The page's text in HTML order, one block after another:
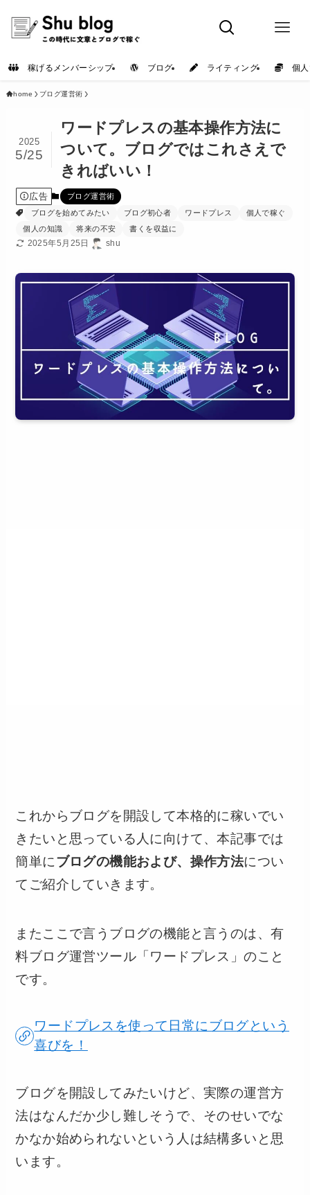
稼げるメンバーシップ ブログ ライティング 個人
home ブログ運営術
ワードプレスの基本操作方法に
ついて。ブログではこれさえで
きればいい！
2025
5/25
広告
ブログ運営術
ブログを始めてみたい
ブログ初心者 ワードプレス
個人で稼ぐ
個人の知識
将来の不安 書くを収益に
2025年5月25日 shu
これからブログを開設して本格的に稼いでい
きたいと思っている人に向けて、本記事では
簡単にブログの機能および、操作方法につい
てご紹介していきます。
またここで言うブログの機能と言うのは、有
料ブログ運営ツール「ワードプレス」のこと
です。
ワードプレスを使って日常にブログという
喜びを！
ブログを開設してみたいけど、実際の運営方
法はなんだか少し難しそうで、そのせいでな
かなか始められないという人は結構多いと思
います。